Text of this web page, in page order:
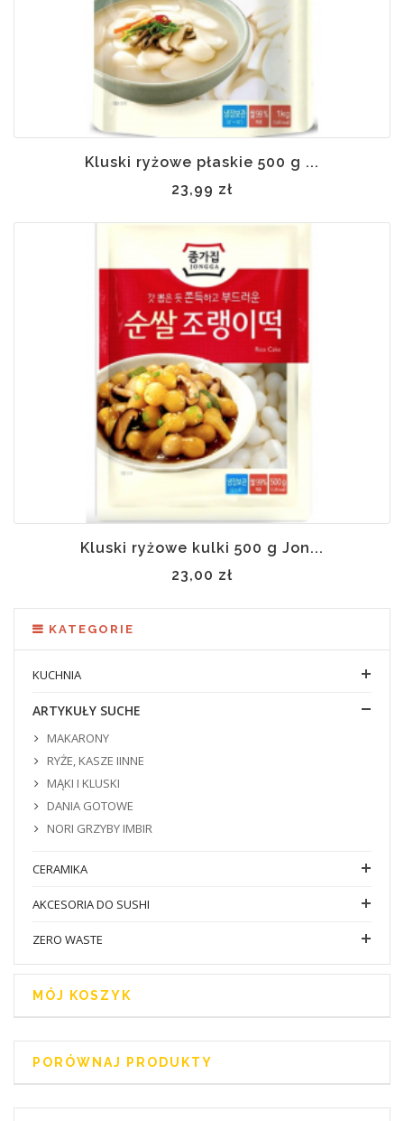
Kluski ryżowe płaskie 500 g ...
23,99 zł
Kluski ryżowe kulki 500 g Jon...
23,00 zł
KATEGORIE
KUCHNIA
ARTYKUŁY SUCHE
MAKARONY
RYŻE, KASZE IINNE
MĄKI I KLUSKI
DANIA GOTOWE
NORI GRZYBY IMBIR
CERAMIKA
AKCESORIA DO SUSHI
ZERO WASTE
MÓJ KOSZYK
PORÓWNAJ PRODUKTY